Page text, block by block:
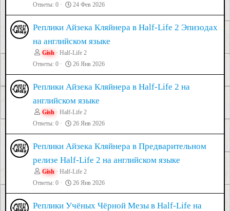
Ответы 0 24 Фев 2026
Реплики Айзека Кляйнера в Half-Life 2 Эпизодах
на английском языке
Gish
Half-Life 2
Ответы 0 26 Янв 2026
Реплики Айзека Кляйнера в Half-Life 2 на
английском языке
Gish
Half-Life 2
Ответы 0 26 Янв 2026
Реплики Айзека Кляйнера в Предварительном
релизе Half-Life 2 на английском языке
Gish
Half-Life 2
Ответы 0 26 Янв 2026
Реплики Учёных Чёрной Мезы в Half-Life на